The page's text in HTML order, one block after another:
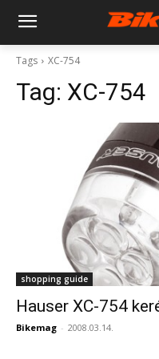
Tags XC-754
Tag: XC-754
shopping guide
Hauser XC-754
Bikemag - 2008.03.14.